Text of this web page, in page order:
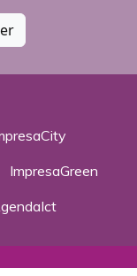
ImpresaGreen